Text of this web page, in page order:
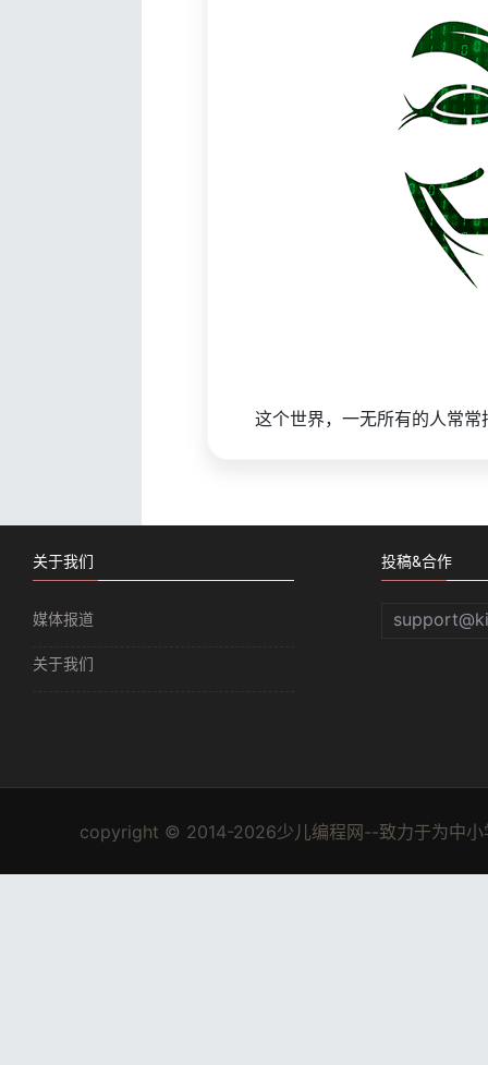
这个世界，一无所有的人常
关于我们
媒体报道
关于我们
投稿&合作
copyright © 2014-2026少儿编程网--致力于为中小